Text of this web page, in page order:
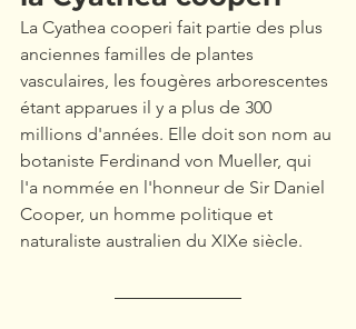
La Cyathea cooperi fait partie des plus
anciennes familles de plantes
vasculaires, les fougères arborescentes
étant apparues il y a plus de 300
millions d'années. Elle doit son nom au
botaniste Ferdinand von Mueller, qui
l'a nommée en l'honneur de Sir Daniel
Cooper, un homme politique et
naturaliste australien du XIXe siècle.